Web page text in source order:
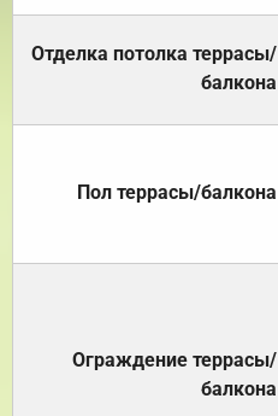
Отделка потолка террасы/
балкона
Пол террасы/балкона
Ограждение террасы/
балкона